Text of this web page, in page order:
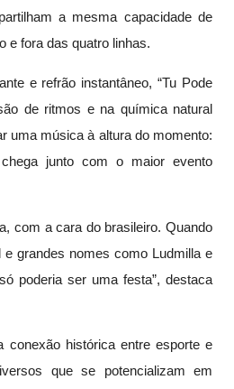
a mesma capacidade de
e fora das quatro linhas.
e refrão instantâneo, “Tu Pode
de ritmos e na química natural
uma música à altura do momento:
junto com o maior evento
com a cara do brasileiro. Quando
e grandes nomes como Ludmilla e
poderia ser uma festa”, destaca
conexão histórica entre esporte e
que se potencializam em